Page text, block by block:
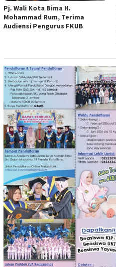
Pj. Wali Kota Bima H.
Mohammad Rum, Terima
Audiensi Pengurus FKUB